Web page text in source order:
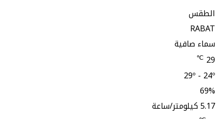
الطقس
RABAT
سماء صافية
29
℃
29º - 24º
69%
5.17 كيلومتر/ساعة